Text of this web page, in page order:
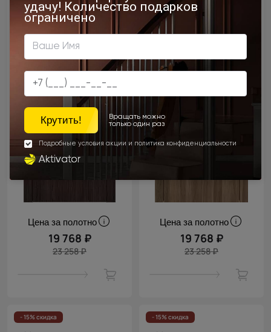
Цена за полотно
19 768 ₽
23 258 ₽
Цена за полотно
19 768 ₽
23 258 ₽
- 15% скидка - 15% скидка